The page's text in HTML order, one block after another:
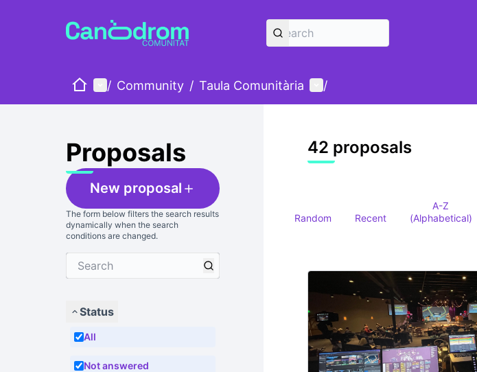
HomeMain menu
/ Community / Taula Comunitària User menu
/
Proposals
New proposal
The form below filters the search results
dynamically when the search
conditions are changed.
Status
All
Not answered
42 proposals
Random Recent
A-Z
(Alphabetical)